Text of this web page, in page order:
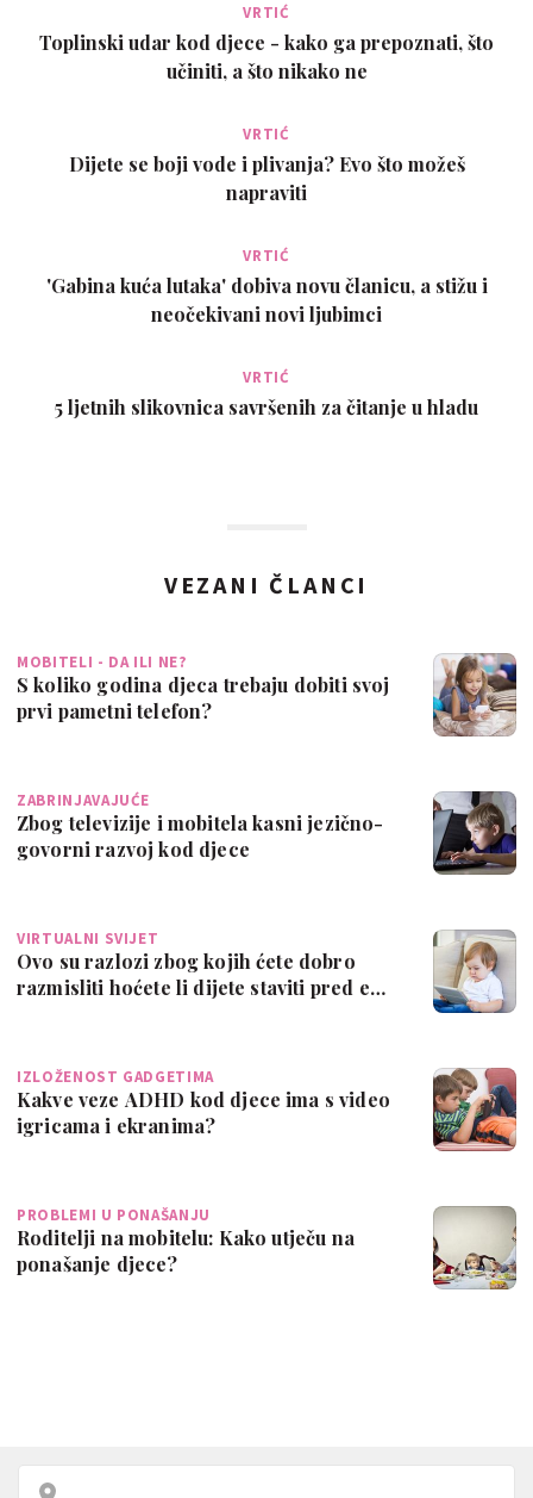
VRTIĆ
Toplinski udar kod djece - kako ga prepoznati, što
učiniti, a što nikako ne
VRTIĆ
Dijete se boji vode i plivanja? Evo što možeš
napraviti
VRTIĆ
'Gabina kuća lutaka' dobiva novu članicu, a stižu i
neočekivani novi ljubimci
VRTIĆ
5 ljetnih slikovnica savršenih za čitanje u hladu
VEZANI ČLANCI
MOBITELI - DA ILI NE?
S koliko godina djeca trebaju dobiti svoj
prvi pametni telefon?
ZABRINJAVAJUĆE
Zbog televizije i mobitela kasni jezično-
govorni razvoj kod djece
VIRTUALNI SVIJET
Ovo su razlozi zbog kojih ćete dobro
razmisliti hoćete li dijete staviti pred e…
IZLOŽENOST GADGETIMA
Kakve veze ADHD kod djece ima s video
igricama i ekranima?
PROBLEMI U PONAŠANJU
Roditelji na mobitelu: Kako utječu na
ponašanje djece?